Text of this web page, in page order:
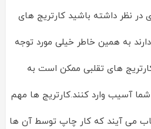
در نظر داشته باشید کارتریج های
به همین خاطر خیلی مورد توجه
های تقلبی ممکن است به
آسیب وارد کنند.کارتریج ها مهم
می آیند که کار چاپ توسط آن ها